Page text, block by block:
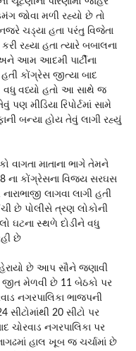
જોવા મળી રહ્યો છે તો
ચડ્યા હતા પરંતુ વિજેતા
રહ્યા હતા ત્યારે બબાલના
આમ આદમી પાર્ટીના
કોંગ્રેસ જીત્યા બાદ
વધુ વધ્યો હતો આ સાથે જ
મીડિયા રિપોર્ટમાં સામે
બન્યા હોય તેવું લાગી રહ્યું
વાગતા માતાના ભાગે તેમને
ના કોંગ્રેસના વિજય સરઘસ
લાગવા લાગી હતી
છે પોલીસે ત્રણ લોકોની
ઘટના સ્થળે દોડીને વધુ
છે
છે આપ સૌને જણાવી
મેળવી છે 11 બેઠકો પર
નગરપાલિકા ભાજપની
20 સીટો પર
ચોરવાડ નગરપાલિકા પર
હાલ ખૂબ જ ચર્ચામાં છે